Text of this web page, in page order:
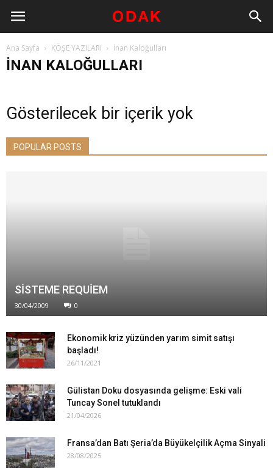
Ana Sayfa KÖŞE YAZILARI İnan Kaloğulları
İNAN KALOĞULLARI
Gösterilecek bir içerik yok
POPULAR POSTS
SİSTEME REQUİEM
30/04/2009 0
Ekonomik kriz yüzünden yarım simit satışı
başladı!
26/11/2021
Gülistan Doku dosyasında gelişme: Eski vali
Tuncay Sonel tutuklandı
21/04/2026
Fransa’dan Batı Şeria’da Büyükelçilik Açma Sinyali
28/08/2025